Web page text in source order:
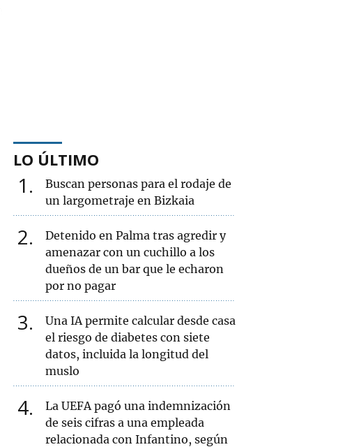
LO ÚLTIMO
1
Buscan personas para el rodaje de
un largometraje en Bizkaia
2
Detenido en Palma tras agredir y
amenazar con un cuchillo a los
dueños de un bar que le echaron
por no pagar
3
Una IA permite calcular desde casa
el riesgo de diabetes con siete
datos, incluida la longitud del
muslo
4
La UEFA pagó una indemnización
de seis cifras a una empleada
relacionada con Infantino, según